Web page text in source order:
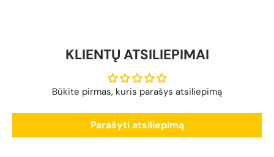
KLIENTŲ ATSILIEPIMAI
Būkite pirmas, kuris parašys atsiliepimą
Parašyti atsiliepimą